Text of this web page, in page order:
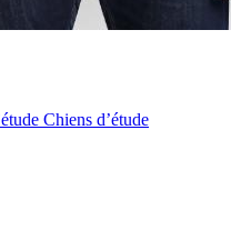
Chiens d’étude